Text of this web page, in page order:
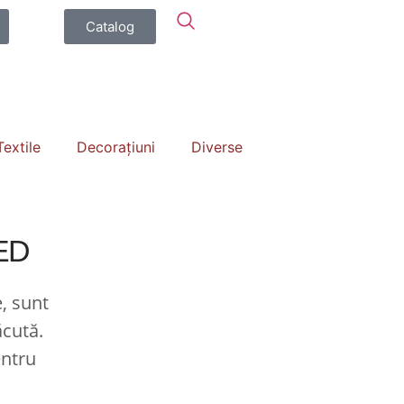
Catalog
Decorațiuni Diverse
sunt